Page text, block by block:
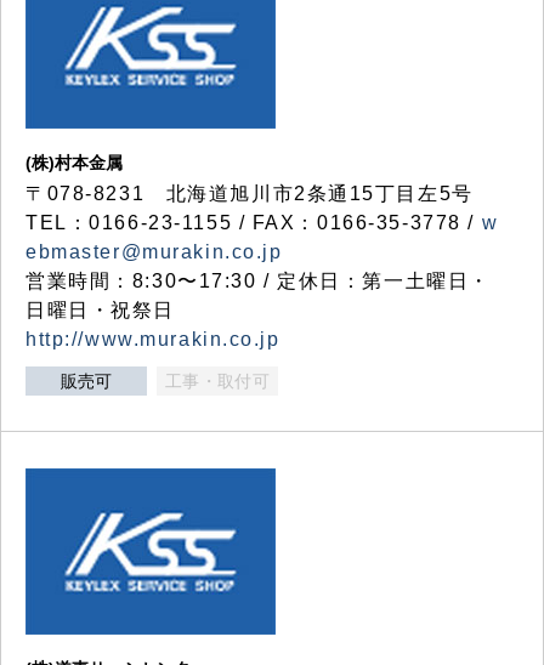
(株)村本金属
〒078-8231 北海道旭川市2条通15丁目左5号
TEL：0166-23-1155 / FAX：0166-35-3778 / w
ebmaster@murakin.co.jp
営業時間：8:30〜17:30 / 定休日：第一土曜日・
日曜日・祝祭日
http://www.murakin.co.jp
販売可 工事・取付可